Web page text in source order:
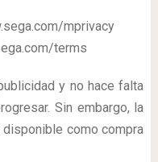
mprivacy
terms
y no hace falta
Sin embargo, la
como compra